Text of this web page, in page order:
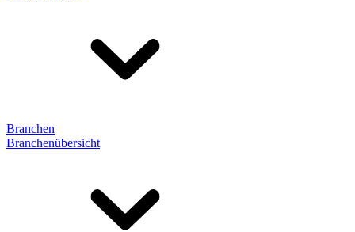
Branchen
Branchenübersicht